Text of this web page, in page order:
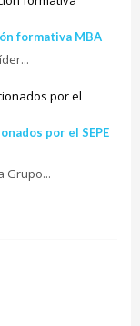
formativa MBA
por el SEPE
Grupo...